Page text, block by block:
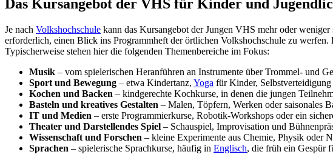
Das Kursangebot der VHS für Kinder und
Je nach Volkshochschule kann das Kursangebot der Jungen VHS mehr oder
erforderlich, einen Blick ins Programmheft der örtlichen Volkshochschule zu
Typischerweise stehen hier die folgenden Themenbereiche im Fokus:
Musik – vom spielerischen Heranführen an Instrumente über Trommel- und
Sport und Bewegung – etwa Kindertanz, Yoga für Kinder,
Kochen und Backen – kindgerechte Kochkurse, in denen die jungen
Basteln und kreatives Gestalten – Malen, Töpfern, Werken oder saisonales
IT und Medien – erste Programmierkurse, Robotik-Workshops oder ein
Theater und Darstellendes Spiel – Schauspiel, Improvisation und
Wissenschaft und Forschen – kleine Experimente aus Chemie, Physik oder
Sprachen – spielerische Sprachkurse, häufig in Englisch, die früh ein Gespür